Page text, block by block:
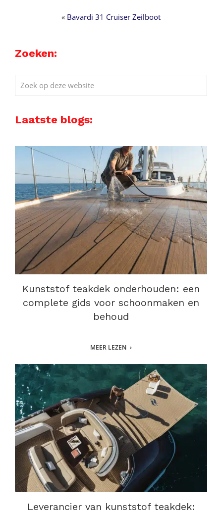
« Bavardi 31 Cruiser Zeilboot
Zoeken:
Zoek
op
website
Laatste blogs:
Kunststof teakdek onderhouden: een
complete gids voor schoonmaken en
behoud
MEER LEZEN
Leverancier van kunststof teakdek: